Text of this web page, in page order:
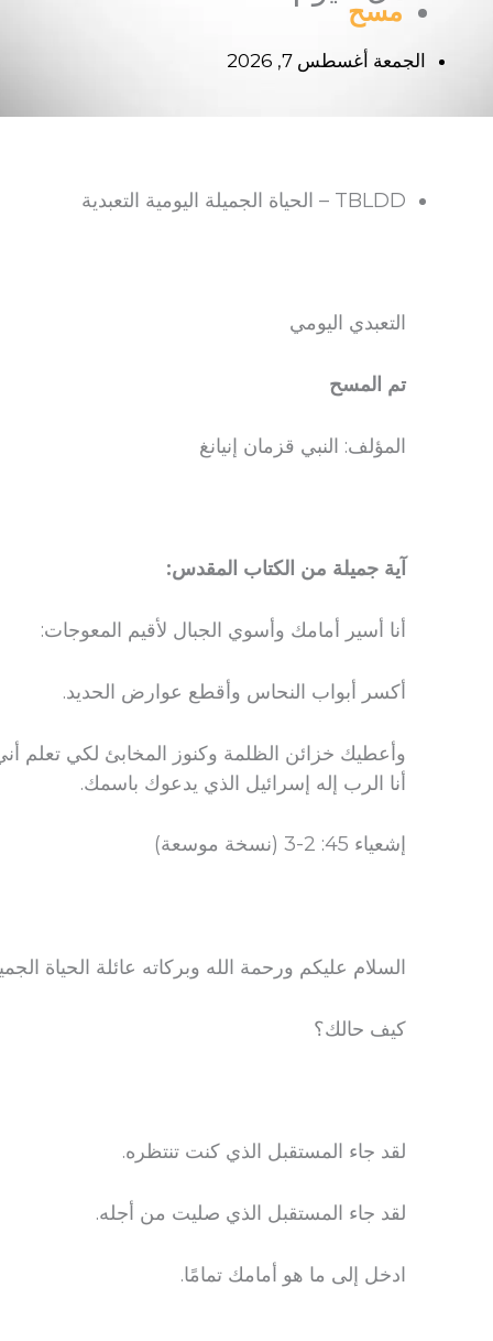
مسح
الجمعة أغسطس 7, 2026
TBLDD – الحياة الجميلة اليومية التعبدية
التعبدي اليومي
تم المسح
المؤلف: النبي قزمان إنيانغ
آية جميلة من الكتاب المقدس:
أنا أسير أمامك وأسوي الجبال لأقيم المعوجات:
أكسر أبواب النحاس وأقطع عوارض الحديد.
وأعطيك خزائن الظلمة وكنوز المخابئ لكي تعلم أني
أنا الرب إله إسرائيل الذي يدعوك باسمك.
إشعياء 45: 2-3 (نسخة موسعة)
السلام عليكم ورحمة الله وبركاته عائلة الحياة الجميلة.
كيف حالك؟
لقد جاء المستقبل الذي كنت تنتظره.
لقد جاء المستقبل الذي صليت من أجله.
ادخل إلى ما هو أمامك تمامًا.